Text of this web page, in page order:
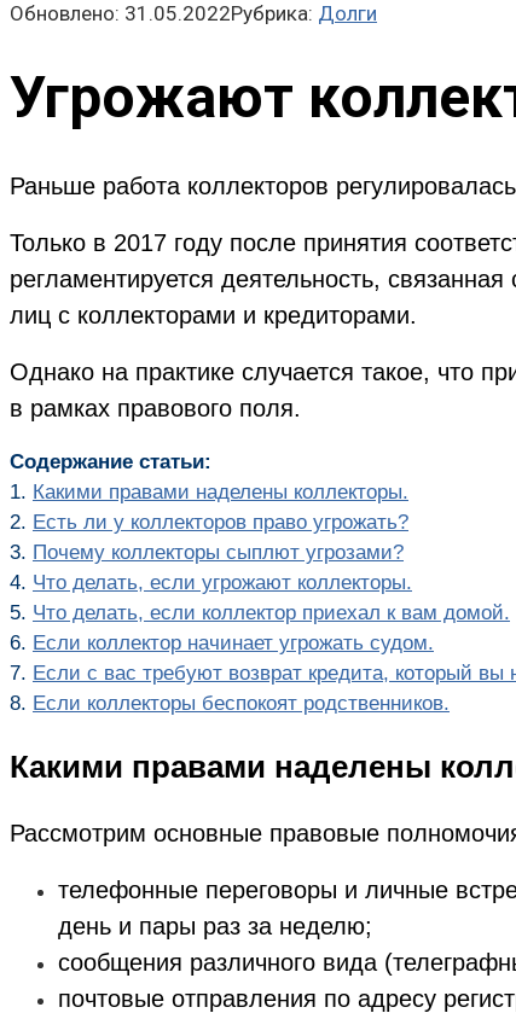
Обновлено: 31.05.2022Рубрика: Долги
Угрожают
Раньше работа коллекторов
Только в 2017 году после принятия
регламентируется деятельность,
лиц с коллекторами и кредиторами.
Однако на практике случается такое, что
в рамках правового поля.
Содержание статьи:
1. Какими правами наделены коллекторы.
2. Есть ли у коллекторов право угрожать?
3. Почему коллекторы сыплют угрозами?
4. Что делать, если угрожают коллекторы.
5. Что делать, если коллектор приехал к вам домой.
6. Если коллектор начинает угрожать судом.
7. Если с вас требуют возврат кредита, который вы
8. Если коллекторы беспокоят родственников.
Какими правами наделены
Рассмотрим основные правовые
телефонные переговоры и личные
день и пары раз за неделю;
сообщения различного вида
почтовые отправления по адресу